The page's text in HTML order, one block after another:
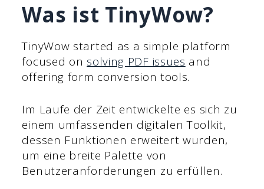
Was ist TinyWow?
TinyWow started as a simple platform
focused on solving PDF issues and
offering form conversion tools.
Im Laufe der Zeit entwickelte es sich zu
einem umfassenden digitalen Toolkit,
dessen Funktionen erweitert wurden,
um eine breite Palette von
Benutzeranforderungen zu erfüllen.